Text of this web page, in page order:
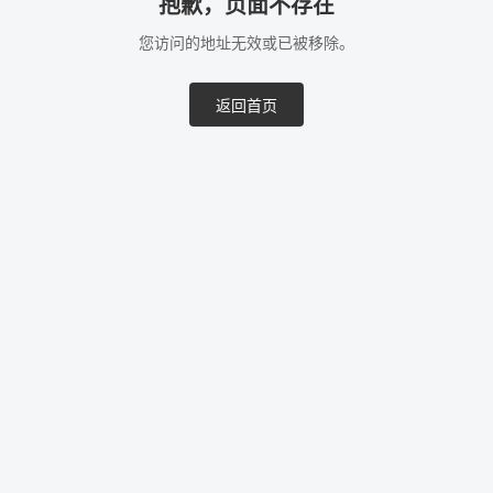
抱歉，页面不存在
您访问的地址无效或已被移除。
返回首页